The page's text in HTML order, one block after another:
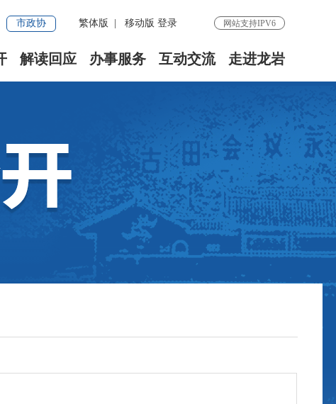
市政协 繁体版 移动版 登录 网站支持IPV6
解读回应 办事服务 互动交流 走进龙岩